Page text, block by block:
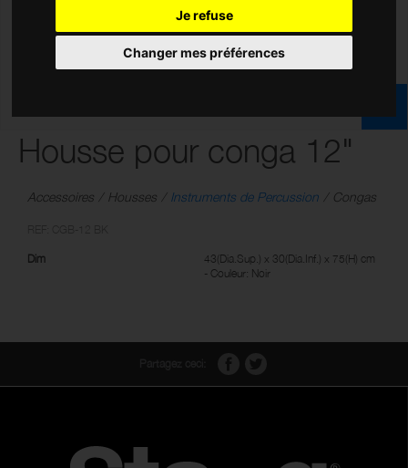
Je refuse
Changer mes préférences
Housse pour conga 12"
Accessoires Housses Instruments de Percussion Congas
Dim
43(Dia.Sup.) x 30(Dia.Inf.) x 75(H) cm
- Couleur: Noir